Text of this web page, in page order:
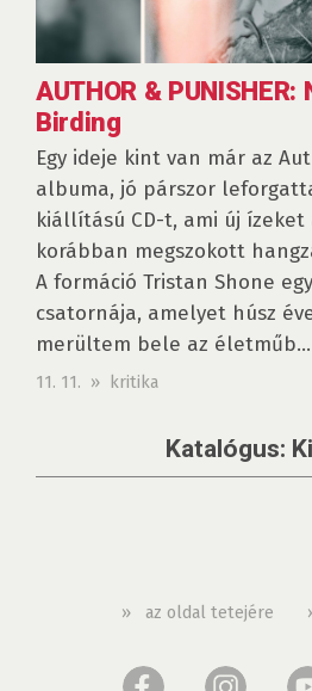
AUTHOR &
Birding
Egy ideje kint van már az
albuma, jó párszor
kiállítású CD-t, ami új ízeket
korábban megszokott
A formáció Tristan Shone
csatornája, amelyet húsz
merültem bele az életműb...
11. 11. » kritika
Katalógus:
» az oldal tetejére